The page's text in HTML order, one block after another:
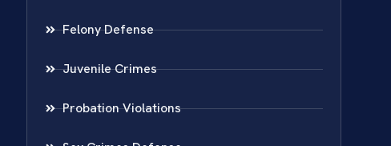
Felony Defense
Juvenile Crimes
Probation Violations